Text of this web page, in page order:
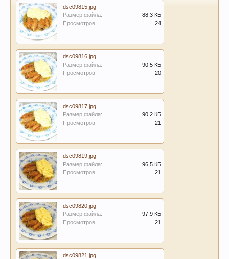
dsc09815.jpg
Размер файла:
88,3 КБ
Просмотров:
24
dsc09816.jpg
Размер файла:
90,5 КБ
Просмотров:
20
dsc09817.jpg
Размер файла:
90,2 КБ
Просмотров:
21
dsc09819.jpg
Размер файла:
96,5 КБ
Просмотров:
21
dsc09820.jpg
Размер файла:
97,9 КБ
Просмотров:
21
dsc09821.jpg